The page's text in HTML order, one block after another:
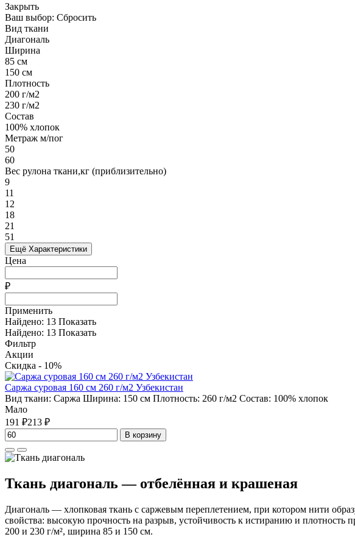
Закрыть
Ваш выбор: Сбросить
Вид ткани
Диагональ
Ширина
85 см
150 см
Плотность
200 г/м2
230 г/м2
Состав
100% хлопок
Метраж м/пог
50
60
Вес рулона ткани,кг (приблизительно)
9
11
12
18
21
51
Ещё Характеристики
Цена
₽
Применить
Найдено: 13 Показать
Найдено: 13 Показать
Фильтр
Акции
Скидка - 10%
Саржа суровая 160 см 260 г/м2 Узбекистан
Вид ткани: Саржа Ширина: 150 см Плотность: 260 г/м2 Состав: 100% хлопок
Мало
191 ₽213 ₽
В корзину
Ткань диагональ — отбелённая и крашеная
Диагональ — хлопковая ткань с саржевым переплетением, при котором нити
свойства: высокую прочность на разрыв, устойчивость к истиранию и
200 и 230 г/м², ширина 85 и 150 см.